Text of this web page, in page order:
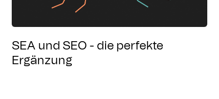
SEA und SEO - die perfekte
Ergänzung